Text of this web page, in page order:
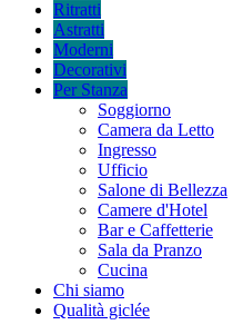
Ritratti
Astratti
Moderni
Decorativi
Per Stanza
Soggiorno
Camera da Letto
Ingresso
Ufficio
Salone di Bellezza
Camere d'Hotel
Bar e Caffetterie
Sala da Pranzo
Cucina
Chi siamo
Qualità giclée